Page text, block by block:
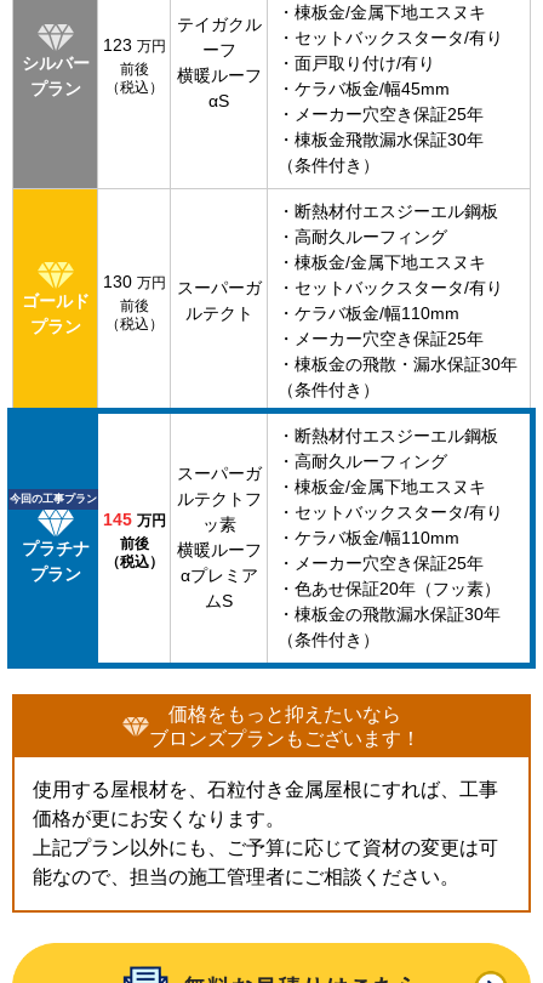
シルバー
プラン
123 万円
前後
（税込）
テイガクル
ーフ
横暖ルーフ
αS
・棟板金/金属下地エスヌキ
・セットバックスタータ/有り
・面戸取り付け/有り
・ケラバ板金/幅45mm
・メーカー穴空き保証25年
・棟板金飛散漏水保証30年
（条件付き）
ゴールド
プラン
130 万円
前後
（税込）
スーパーガ
ルテクト
・断熱材付エスジーエル鋼板
・高耐久ルーフィング
・棟板金/金属下地エスヌキ
・セットバックスタータ/有り
・ケラバ板金/幅110mm
・メーカー穴空き保証25年
・棟板金の飛散・漏水保証30年
（条件付き）
今回の工事プラン
プラチナ
プラン
145 万円
前後
（税込）
スーパーガ
ルテクトフ
ッ素
横暖ルーフ
αプレミア
ムS
・断熱材付エスジーエル鋼板
・高耐久ルーフィング
・棟板金/金属下地エスヌキ
・セットバックスタータ/有り
・ケラバ板金/幅110mm
・メーカー穴空き保証25年
・色あせ保証20年（フッ素）
・棟板金の飛散漏水保証30年
（条件付き）
価格をもっと抑えたいなら
ブロンズプランもございます！
使用する屋根材を、石粒付き金属屋根にすれば、工事
価格が更にお安くなります。
上記プラン以外にも、ご予算に応じて資材の変更は可
能なので、担当の施工管理者にご相談ください。